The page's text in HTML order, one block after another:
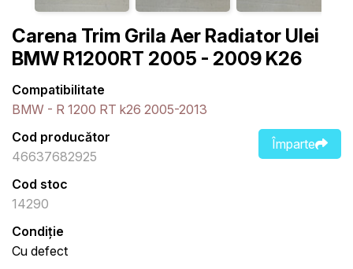
Carena Trim Grila Aer Radiator Ulei
BMW R1200RT 2005 - 2009 K26
Compatibilitate
BMW - R 1200 RT k26 2005-2013
Împarte
Cod producător
46637682925
Cod stoc
14290
Condiție
Cu defect